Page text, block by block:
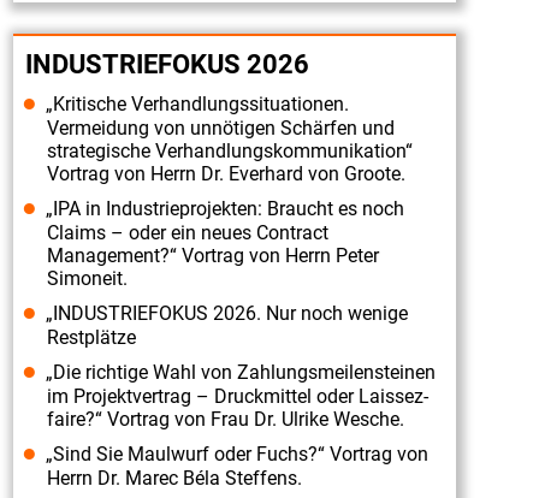
INDUSTRIEFOKUS 2026
„Kritische Verhandlungssituationen.
Vermeidung von unnötigen Schärfen und
strategische Verhandlungskommunikation“
Vortrag von Herrn Dr. Everhard von Groote.
„IPA in Industrieprojekten: Braucht es noch
Claims – oder ein neues Contract
Management?“ Vortrag von Herrn Peter
Simoneit.
„INDUSTRIEFOKUS 2026. Nur noch wenige
Restplätze
„Die richtige Wahl von Zahlungsmeilensteinen
im Projektvertrag – Druckmittel oder Laissez-
faire?“ Vortrag von Frau Dr. Ulrike Wesche.
„Sind Sie Maulwurf oder Fuchs?“ Vortrag von
Herrn Dr. Marec Béla Steffens.
Fachreferent
Herr
Dr.
Ulrich
Hagel
Fachtagung
„Industriefokus
2019:
Contract
&
Claim
Management“
am
02./
03.07.2019".